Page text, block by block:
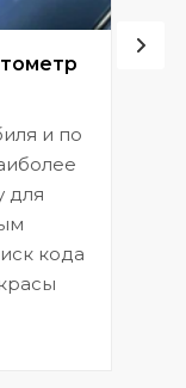
и по
для
кода